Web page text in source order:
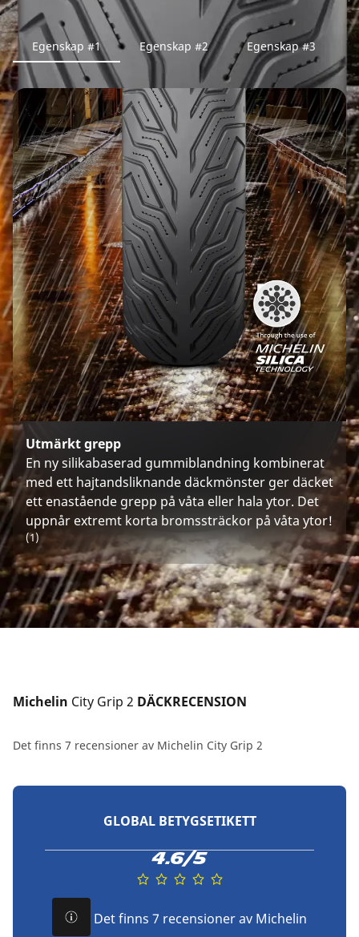
Egenskap #1 Egenskap #2 Egenskap #3
Utmärkt grepp
En ny silikabaserad gummiblandning kombinerat
med ett hajtandsliknande däckmönster ger däcket
ett enastående grepp på våta eller hala ytor. Det
uppnår extremt korta bromssträckor på våta ytor!
(1)
Michelin City Grip 2 DÄCKRECENSION
Det finns 7 recensioner av Michelin City Grip 2
GLOBAL BETYGSETIKETT
4.6/5
Det finns 7 recensioner av Michelin